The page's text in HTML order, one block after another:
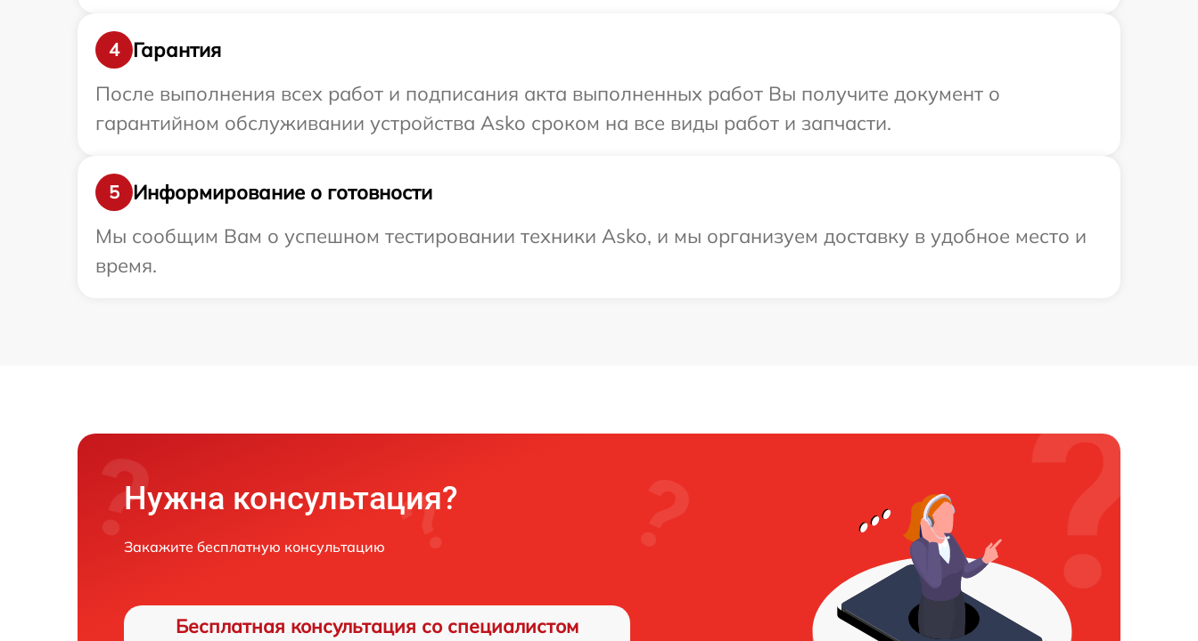
4
Гарантия
После выполнения всех работ и подписания акта выполненных работ Вы получите документ о
гарантийном обслуживании устройства Asko сроком на все виды работ и запчасти.
5
Информирование о готовности
Мы сообщим Вам о успешном тестировании техники Asko, и мы организуем доставку в удобное место и
время.
Нужна консультация?
Закажите бесплатную консультацию
Бесплатная консультация со специалистом